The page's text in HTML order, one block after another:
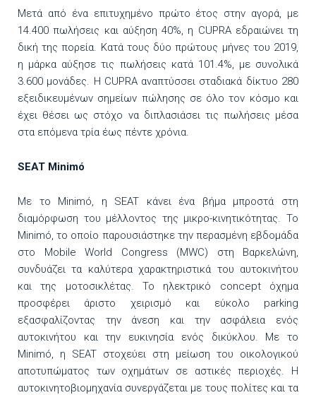
Μετά από ένα επιτυχημένο πρώτο έτος στην αγορά, με
14.400 πωλήσεις και αύξηση 40%, η CUPRA εδραιώνει τη
δική της πορεία. Κατά τους δύο πρώτους μήνες του 2019,
η μάρκα αύξησε τις πωλήσεις κατά 101.4%, με συνολικά
3.600 μονάδες. Η CUPRA αναπτύσσει σταδιακά δίκτυο 280
εξειδικευμένων σημείων πώλησης σε όλο τον κόσμο και
έχει θέσει ως στόχο να διπλασιάσει τις πωλήσεις μέσα
στα επόμενα τρία έως πέντε χρόνια.
SEAT Minimó
Με το Minimó, η SEAT κάνει ένα βήμα μπροστά στη
διαμόρφωση του μέλλοντος της μικρο-κινητικότητας. Το
Minimó, το οποίο παρουσιάστηκε την περασμένη εβδομάδα
στο Mobile World Congress (MWC) στη Βαρκελώνη,
συνδυάζει τα καλύτερα χαρακτηριστικά του αυτοκινήτου
και της μοτοσικλέτας. Το ηλεκτρικό concept όχημα
προσφέρει άριστο χειρισμό και εύκολο parking
εξασφαλίζοντας την άνεση και την ασφάλεια ενός
αυτοκινήτου και την ευκινησία ενός δικύκλου. Με το
Minimó, η SEAT στοχεύει στη μείωση του οικολογικού
αποτυπώματος των οχημάτων σε αστικές περιοχές. Η
αυτοκινητοβιομηχανία συνεργάζεται με τους πολίτες και τα